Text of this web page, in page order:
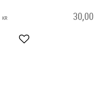
KR
Add to favorites
30,00